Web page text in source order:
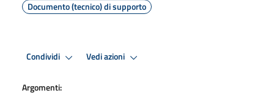
Documento (tecnico) di supporto
Condividi Vedi azioni
Argomenti: